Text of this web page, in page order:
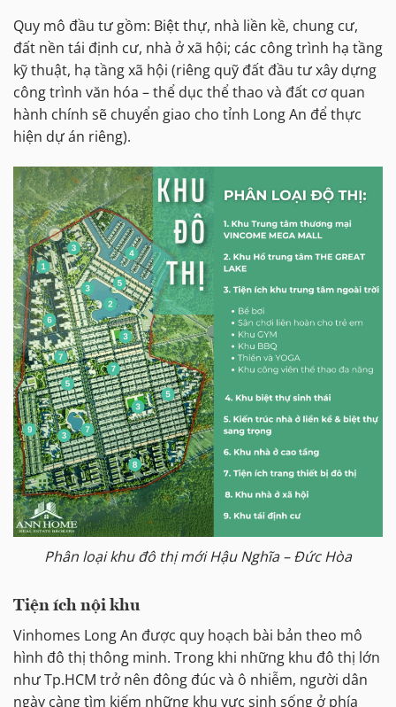
Quy mô đầu tư gồm: Biệt thự, nhà liền kề, chung cư,
đất nền tái định cư, nhà ở xã hội; các công trình hạ tầng
kỹ thuật, hạ tầng xã hội (riêng quỹ đất đầu tư xây dựng
công trình văn hóa – thể dục thể thao và đất cơ quan
hành chính sẽ chuyển giao cho tỉnh Long An để thực
hiện dự án riêng).
Phân loại khu đô thị mới Hậu Nghĩa – Đức Hòa
Tiện ích nội khu
Vinhomes Long An được quy hoạch bài bản theo mô
hình đô thị thông minh. Trong khi những khu đô thị lớn
như Tp.HCM trở nên đông đúc và ô nhiễm, người dân
ngày càng tìm kiếm những khu vực sinh sống ở phía